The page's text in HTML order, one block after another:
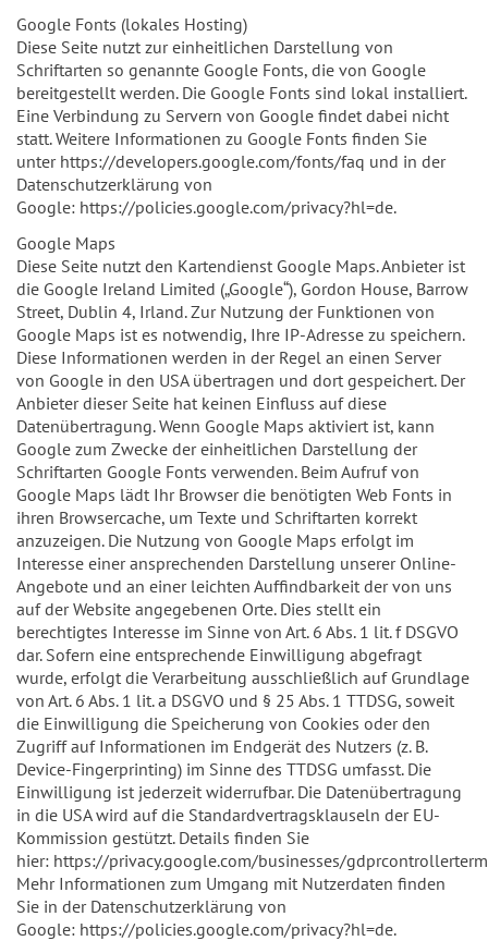
Google Fonts (lokales Hosting)
Diese Seite nutzt zur einheitlichen Darstellung von
Schriftarten so genannte Google Fonts, die von Google
bereitgestellt werden. Die Google Fonts sind lokal installiert.
Eine Verbindung zu Servern von Google findet dabei nicht
statt. Weitere Informationen zu Google Fonts finden Sie
unter https://developers.google.com/fonts/faq und in der
Datenschutzerklärung von
Google: https://policies.google.com/privacy?hl=de.
Google Maps
Diese Seite nutzt den Kartendienst Google Maps. Anbieter ist
die Google Ireland Limited („Google“), Gordon House, Barrow
Street, Dublin 4, Irland. Zur Nutzung der Funktionen von
Google Maps ist es notwendig, Ihre IP-Adresse zu speichern.
Diese Informationen werden in der Regel an einen Server
von Google in den USA übertragen und dort gespeichert. Der
Anbieter dieser Seite hat keinen Einfluss auf diese
Datenübertragung. Wenn Google Maps aktiviert ist, kann
Google zum Zwecke der einheitlichen Darstellung der
Schriftarten Google Fonts verwenden. Beim Aufruf von
Google Maps lädt Ihr Browser die benötigten Web Fonts in
ihren Browsercache, um Texte und Schriftarten korrekt
anzuzeigen. Die Nutzung von Google Maps erfolgt im
Interesse einer ansprechenden Darstellung unserer Online-
Angebote und an einer leichten Auffindbarkeit der von uns
auf der Website angegebenen Orte. Dies stellt ein
berechtigtes Interesse im Sinne von Art. 6 Abs. 1 lit. f DSGVO
dar. Sofern eine entsprechende Einwilligung abgefragt
wurde, erfolgt die Verarbeitung ausschließlich auf Grundlage
von Art. 6 Abs. 1 lit. a DSGVO und § 25 Abs. 1 TTDSG, soweit
die Einwilligung die Speicherung von Cookies oder den
Zugriff auf Informationen im Endgerät des Nutzers (z. B.
Device-Fingerprinting) im Sinne des TTDSG umfasst. Die
Einwilligung ist jederzeit widerrufbar. Die Datenübertragung
in die USA wird auf die Standardvertragsklauseln der EU-
Kommission gestützt. Details finden Sie
hier: https://privacy.google.com/businesses/
Mehr Informationen zum Umgang mit Nutzerdaten finden
Sie in der Datenschutzerklärung von
Google: https://policies.google.com/privacy?hl=de.